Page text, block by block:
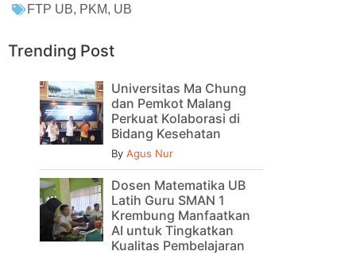
FTP UB, PKM, UB
Trending Post
Universitas Ma Chung
dan Pemkot Malang
Perkuat Kolaborasi di
Bidang Kesehatan
By Agus Nur
Dosen Matematika UB
Latih Guru SMAN 1
Krembung Manfaatkan
AI untuk Tingkatkan
Kualitas Pembelajaran